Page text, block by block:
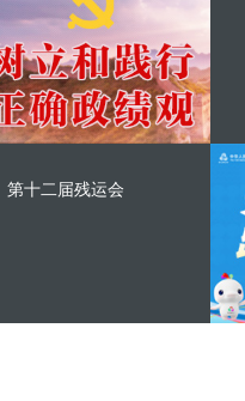
第十二届残运会